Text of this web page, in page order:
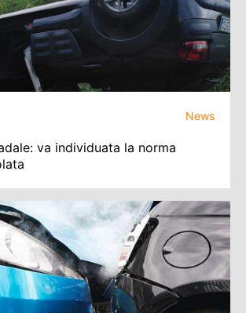
News
va individuata la norma